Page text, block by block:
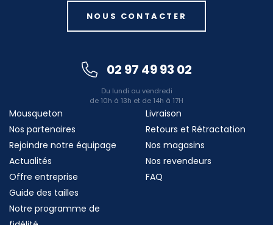
NOUS CONTACTER
02 97 49 93 02
Du lundi au vendredi
de 10h à 13h et de 14h à 17H
Mousqueton
Nos partenaires
Rejoindre notre équipage
Actualités
Offre entreprise
Livraison
Retours et Rétractation
Nos magasins
Nos revendeurs
FAQ
Guide des tailles
Notre programme de